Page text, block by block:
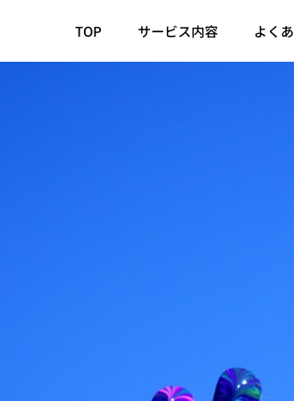
TOP サービス内容 よく